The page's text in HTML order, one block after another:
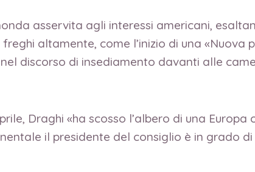
asservita agli interessi americani,
altamente, come l’inizio di una
discorso di insediamento davanti alle
Draghi «ha scosso l’albero di una
il presidente del consiglio è in grado